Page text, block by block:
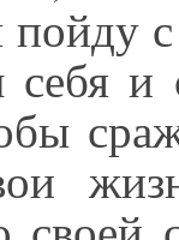
себя и